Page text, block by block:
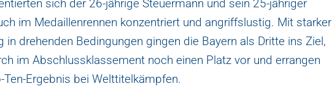
sich der 26-jährige Steuermann und sein 25-jähriger
im Medaillenrennen konzentriert und angriffslustig. Mit starker
in drehenden Bedingungen gingen die Bayern als Dritte ins Ziel,
im Abschlussklassement noch einen Platz vor und errangen
Ten-Ergebnis bei Welttitelkämpfen.